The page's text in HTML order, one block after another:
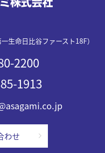
生命日比谷ファースト18F）
2200
1913
わせ